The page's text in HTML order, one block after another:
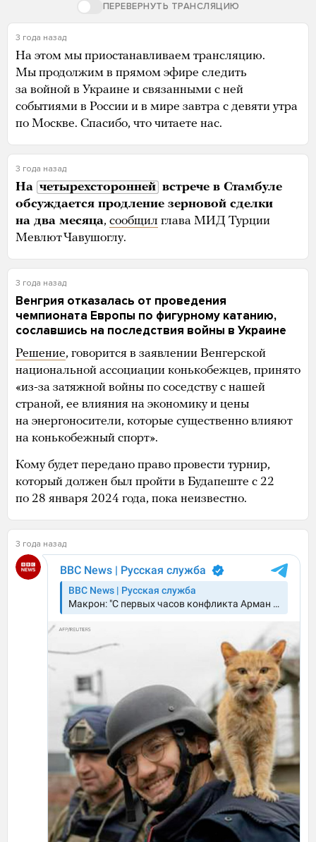
ПЕРЕВЕРНУТЬ ТРАНСЛЯЦИЮ
3 года назад
На этом мы приостанавливаем трансляцию.
Мы продолжим в прямом эфире следить
за войной в Украине и связанными с ней
событиями в России и в мире завтра с девяти утра
по Москве. Спасибо, что читаете нас.
3 года назад
На четырехсторонней встрече в Стамбуле
обсуждается продление зерновой сделки
на два месяца, сообщил глава МИД Турции
Мевлют Чавушоглу.
3 года назад
Венгрия отказалась от проведения
чемпионата Европы по фигурному катанию,
сославшись на последствия войны в Украине
Решение, говорится в заявлении Венгерской
национальной ассоциации конькобежцев, принято
«из-за затяжной войны по соседству с нашей
страной, ее влияния на экономику и цены
на энергоносители, которые существенно влияют
на конькобежный спорт».
Кому будет передано право провести турнир,
который должен был пройти в Будапеште с 22
по 28 января 2024 года, пока неизвестно.
3 года назад